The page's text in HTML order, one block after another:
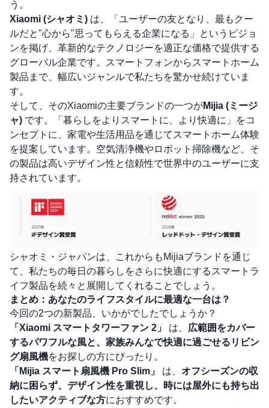
う。
Xiaomi (シャオミ) は、「ユーザーの友となり、最もクー
ルだと"心から"思ってもらえる企業になる」というビジョ
ンを掲げ、革新的なテクノロジーを適正な価格で提供する
グローバル企業です。スマートフォンからスマートホーム
製品まで、幅広いジャンルで私たちを驚かせ続けていま
す。
そして、そのXiaomiの主要ブランドの一つがMijia (ミージ
ャ) です。「暮らしをよりスマートに、より快適に」をコ
ンセプトに、家電や生活用品を通じてスマートホーム体験
を提案しています。空気清浄機やロボット掃除機など、そ
の製品は高いデザイン性と信頼性で世界中のユーザーに支
持されています。
シャオミ・ジャパンは、これからもMijiaブランドを通じ
て、私たちの毎日の暮らしをさらに快適にするスマートラ
イフ製品を続々と展開してくれることでしょう。
まとめ：あなたのライフスタイルに最適な一台は？
今回の2つの新製品、いかがでしたでしょうか？
「Xiaomi スマートタワーファン 2」
は、 広範囲をカバー
するパワフルな風と、家族みんなで快適に過ごせるリビン
グ扇風機をお探しの方にぴったり。
「Mijia スマート扇風機 Pro Slim」
は、 オフシーズンの収
納に困らず、デザイン性を重視し、時には屋外にも持ち出
したいアクティブな方におすすめです。